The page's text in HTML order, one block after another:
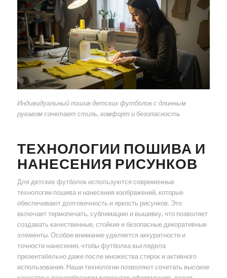
Индивидуальный пошив детских футболок с длинным
рукавом сочетает стиль, комфорт и безопасность
ТЕХНОЛОГИИ ПОШИВА И
НАНЕСЕНИЯ РИСУНКОВ
Для детских футболок используются современные
технологии пошива и нанесения изображений, которые
обеспечивают долговечность и яркость рисунков. Это
включает термопечать, сублимацию и вышивку, что позволяет
создавать качественные, стойкие и безопасные декоративные
элементы. Особое внимание уделяется аккуратности и
точности нанесения, чтобы футболка выглядела
презентабельно даже после множества стирок и активного
использования. Наши технологии позволяют сочетать высокое